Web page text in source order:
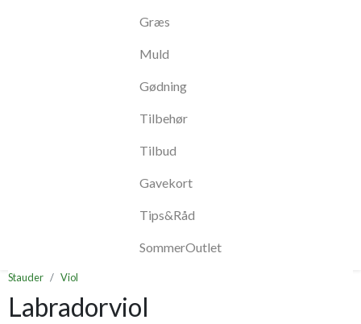
Græs
Muld
Gødning
Tilbehør
Tilbud
Gavekort
Tips&Råd
SommerOutlet
Stauder Viol
Labradorviol